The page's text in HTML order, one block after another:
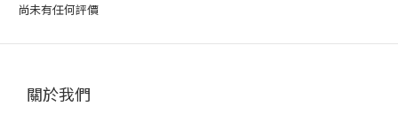
尚未有任何評價
關於我們